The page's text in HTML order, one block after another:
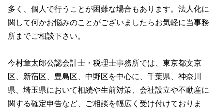
多く、個人で行うことが困難な場合もあります。法人化に
関して何かお悩みのことがございましたらお気軽に当事務
所までご相談下さい。
今村章太郎公認会計士・税理士事務所では、東京都文京
区、新宿区、豊島区、中野区を中心に、千葉県、神奈川
県、埼玉県において相続や生前対策、会社設立や不動産に
関する確定申告など、ご相談を幅広く受け付けておりま